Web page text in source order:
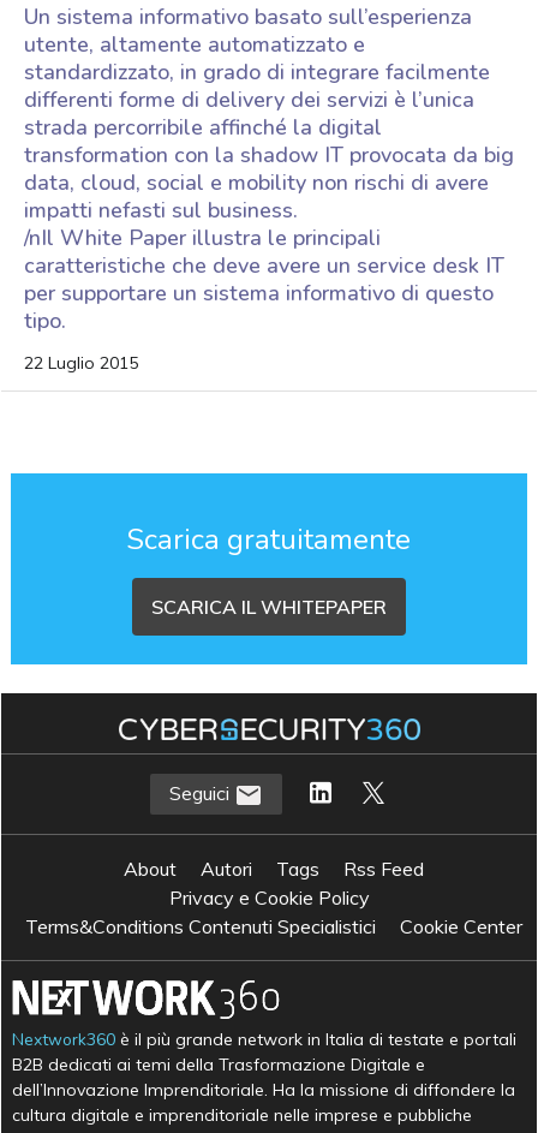
Un sistema informativo basato sull’esperienza
utente, altamente automatizzato e
standardizzato, in grado di integrare facilmente
differenti forme di delivery dei servizi è l’unica
strada percorribile affinché la digital
transformation con la shadow IT provocata da big
data, cloud, social e mobility non rischi di avere
impatti nefasti sul business.
/nIl White Paper illustra le principali
caratteristiche che deve avere un service desk IT
per supportare un sistema informativo di questo
tipo.
22 Luglio 2015
Scarica gratuitamente
SCARICA IL WHITEPAPER
Seguici
About Autori Tags
Rss Feed
Privacy e Cookie Policy
Terms&Conditions Contenuti Specialistici
Cookie Center
Nextwork360 è il più grande network in Italia di testate e portali
B2B dedicati ai temi della Trasformazione Digitale e
dell’Innovazione Imprenditoriale. Ha la missione di diffondere la
cultura digitale e imprenditoriale nelle imprese e pubbliche